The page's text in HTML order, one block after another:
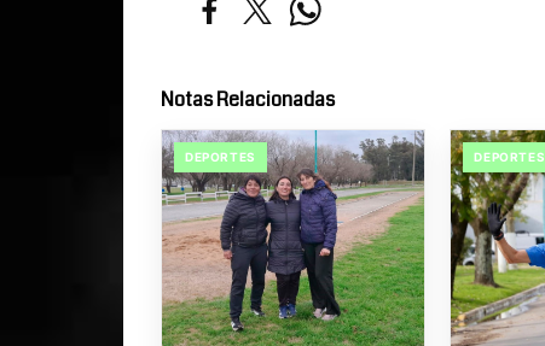
Notas Relacionadas
DEPORTES DEPORTES